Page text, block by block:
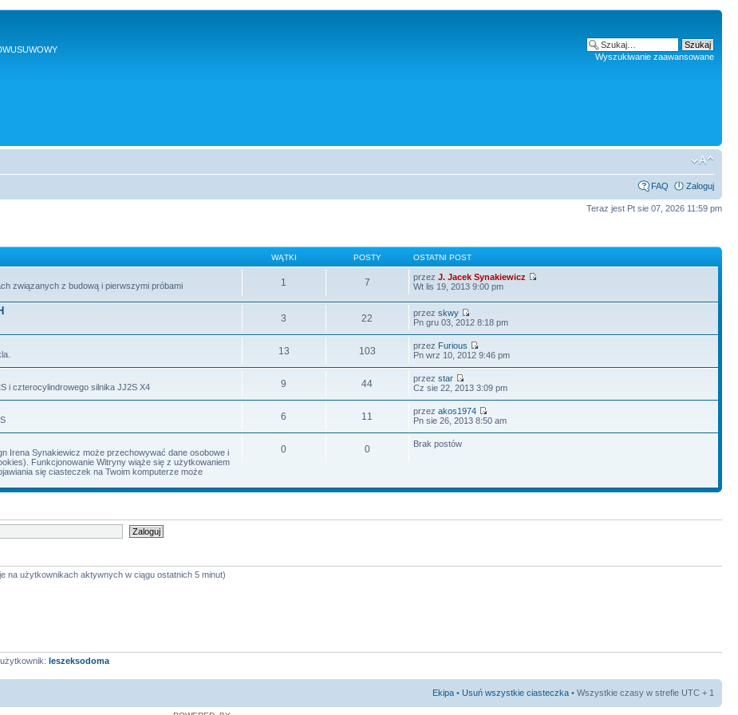
Wyszukiwanie zaawansowane
FAQ Zaloguj
Teraz jest Pt sie 07, 2026 11:59 pm
WĄTKI POSTY OSTATNI POST
związanych z budową i pierwszymi próbami
1 7 przezJ. Jacek Synakiewicz
Wt lis 19, 2013 9:00 pm
3 22 przezskwy
Pn gru 03, 2012 8:18 pm
13 103 przez Furious
Pn wrz 10, 2012 9:46 pm
i czterocylindrowego silnika JJ2S X4 9 44 przezstar
Cz sie 22, 2013 3:09 pm
6 11 przezakos1974
Pn sie 26, 2013 8:50 am
Irena Synakiewicz może przechowywać dane osobowe i
Funkcjonowanie Witryny wiąże się z użytkowaniem
się ciasteczek na Twoim komputerze może
0 0 Brak postów
na użytkownikach aktywnych w ciągu ostatnich 5 minut)
leszeksodoma
Ekipa • Usuń wszystkie ciasteczka • Wszystkie czasy w strefie UTC + 1